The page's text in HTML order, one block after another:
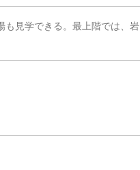
も見学できる。最上階では、岩